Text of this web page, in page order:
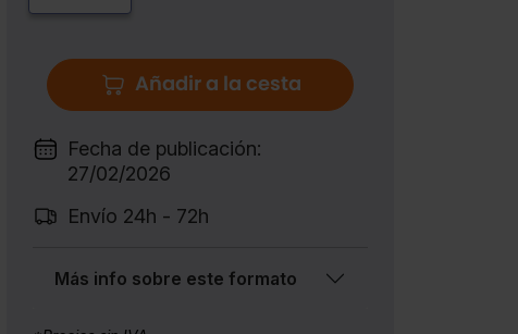
Añadir a la cesta
Fecha de publicación:
27/02/2026
Envío 24h - 72h
Más info sobre este formato